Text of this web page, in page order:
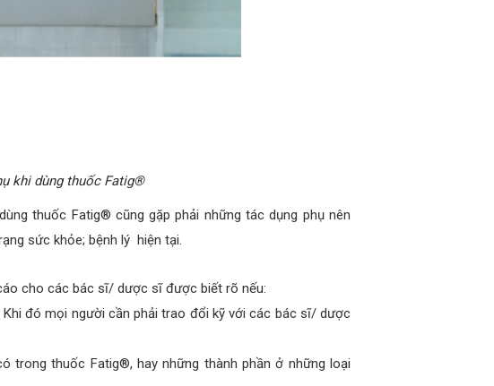
khi dùng thuốc Fatig®
thuốc Fatig® cũng gặp phải những tác dụng phụ nên
sức khỏe; bệnh lý hiện tại.
cho các bác sĩ/ dược sĩ được biết rõ nếu:
đó mọi người cần phải trao đổi kỹ với các bác sĩ/ dược
trong thuốc Fatig®, hay những thành phần ở những loại